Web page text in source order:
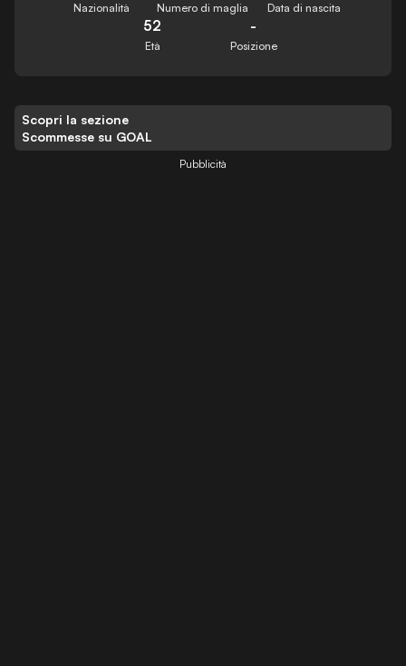
Nazionalità Numero di maglia Data di nascita
52
Età
-
Posizione
Scopri la sezione
Scommesse su GOAL
Pubblicità